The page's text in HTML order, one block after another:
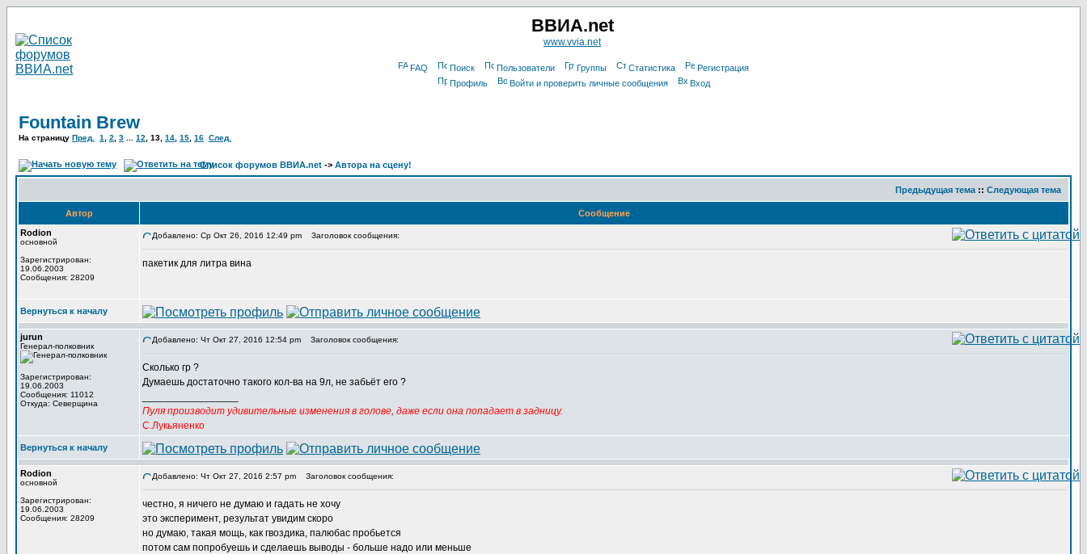
ВВИА.net
www.vvia.net
FAQ Поиск Пользователи Группы Статистика
Регистрация
Профиль
Войти и проверить личные сообщения Вход
Fountain Brew
На страницу Пред. 1 2 3 12 13 14 15 16 След.
Список форумов ВВИА.net -> Автора на сцену!
Предыдущая тема :: Следующая тема
Автор
Сообщение
Rodion
основной
Зарегистрирован:
19.06.2003
Сообщения: 28209
Добавлено: Ср Окт 26, 2016 12:49 pm Заголовок сообщения:
пакетик для литра вина
Вернуться к началу
jurun
Генерал-полковник
Зарегистрирован:
19.06.2003
Сообщения: 11012
Откуда: Северщина
Добавлено: Чт Окт 27, 2016 12:54 pm Заголовок сообщения:
Сколько гр ?
Думаешь достаточно такого кол-ва на 9л, не забьёт его ?
Пуля производит удивительные изменения в голове, даже если она попадает в задницу.
С.Лукьяненко
Вернуться к началу
Rodion
основной
Зарегистрирован:
19.06.2003
Сообщения: 28209
Добавлено: Чт Окт 27, 2016 2:57 pm Заголовок сообщения:
честно, я ничего не думаю и гадать не хочу
это эксперимент, результат увидим скоро
но думаю, такая мощь, как гвоздика, палюбас пробьется
потом сам попробуешь и сделаешь выводы - больше надо или меньше